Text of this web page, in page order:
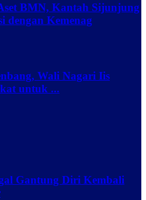
BMN, Kantah Sijunjung
dengan Kemenag
Wali Nagari Iis
untuk ...
Gantung Diri Kembali